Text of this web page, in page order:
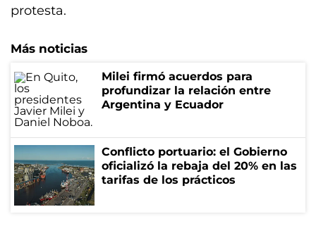
protesta.
Más noticias
Milei firmó acuerdos para
profundizar la relación entre
Argentina y Ecuador
Conflicto portuario: el Gobierno
oficializó la rebaja del 20% en las
tarifas de los prácticos